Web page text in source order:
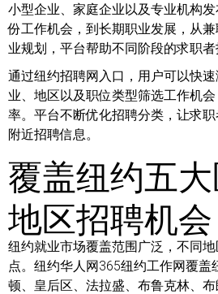
小型企业、家庭企业以及专业机构
份工作机会，到长期职业发展，从
业规划，平台帮助不同阶段的求职者
通过纽约招聘网入口，用户可以快
业、地区以及职位类型筛选工作机
率。平台不断优化招聘分类，让求
附近招聘信息。
覆盖纽约五
地区招聘机会
纽约就业市场覆盖范围广泛，不同
点。纽约华人网365纽约工作网覆盖
顿、皇后区、法拉盛、布鲁克林、